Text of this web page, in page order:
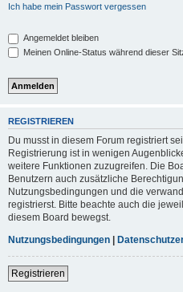
Ich habe mein Passwort vergessen
Angemeldet bleiben
Meinen Online-Status während dieser
REGISTRIEREN
Du musst in diesem Forum registriert
Registrierung ist in wenigen
weitere Funktionen zuzugreifen. Die
Benutzern auch zusätzliche
Nutzungsbedingungen und die
registrierst. Bitte beachte auch die
diesem Board bewegst.
Nutzungsbedingungen |
Registrieren